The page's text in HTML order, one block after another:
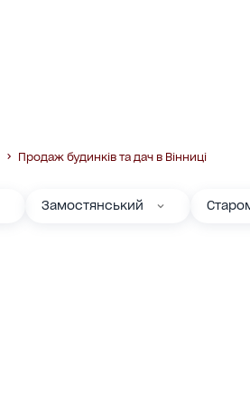
Продаж будинків та дач в Вінниці
Замостянський